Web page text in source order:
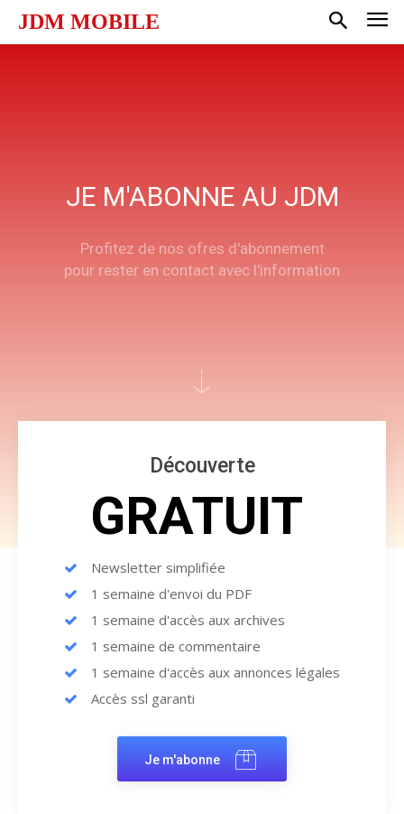
JDM MOBILE
JE M'ABONNE AU JDM
Profitez de nos ofres d'abonnement
pour rester en contact avec l'information
Découverte
GRATUIT
Newsletter simplifiée
1 semaine d'envoi du PDF
1 semaine d'accès aux archives
1 semaine de commentaire
1 semaine d'accès aux annonces légales
Accès ssl garanti
Je m'abonne